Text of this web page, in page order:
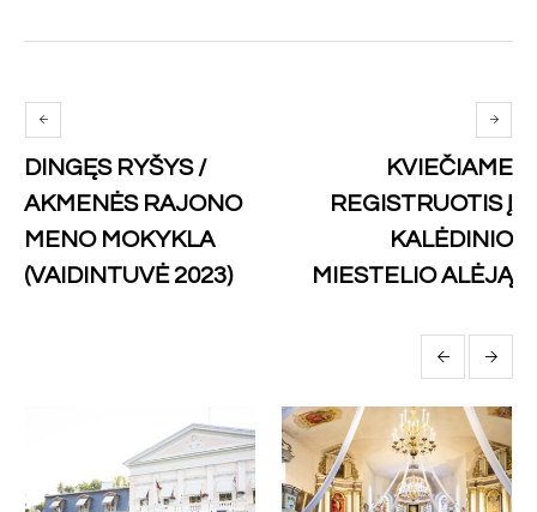
DINGĘS RYŠYS /
AKMENĖS RAJONO
MENO MOKYKLA
(VAIDINTUVĖ 2023)
KVIEČIAME
REGISTRUOTIS Į
KALĖDINIO
MIESTELIO ALĖJĄ